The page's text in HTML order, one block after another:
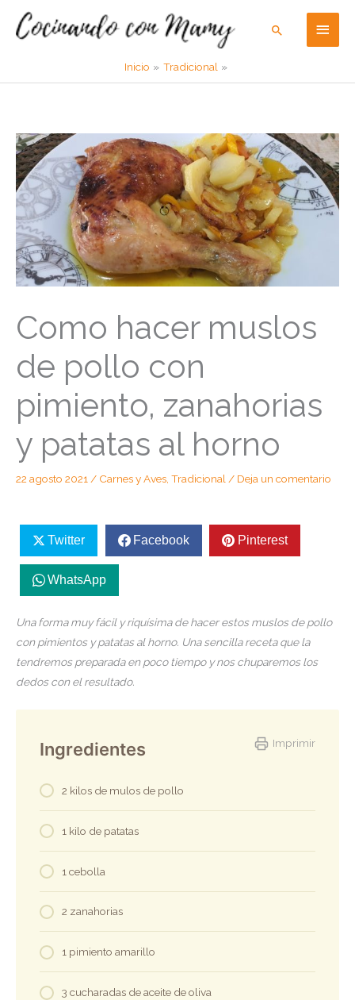
Buscar
Inicio Tradicional
Como hacer muslos
de pollo con
pimiento, zanahorias
y patatas al horno
22 agosto 2021/ Carnes y Aves, Tradicional/ Deja un comentario
Twitter Facebook Pinterest
WhatsApp
Una forma muy fácil y riquísima de hacer estos muslos de pollo
con pimientos y patatas al horno. Una sencilla receta que la
tendremos preparada en poco tiempo y nos chuparemos los
dedos con el resultado.
Imprimir
Ingredientes
2 kilos de mulos de pollo
1 kilo de patatas
1 cebolla
2 zanahorias
1 pimiento amarillo
3 cucharadas de aceite de oliva